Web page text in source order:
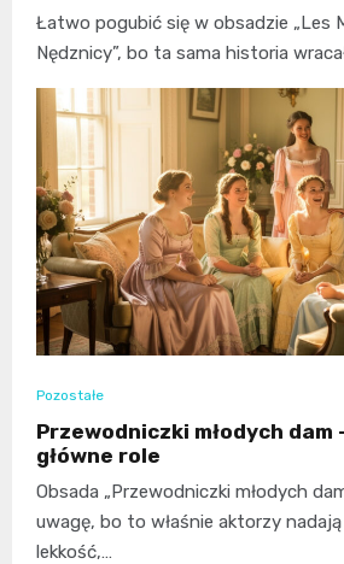
Łatwo pogubić się w obsadzie „Les
Nędznicy”, bo ta sama historia
Pozostałe
Przewodniczki młodych dam
główne role
Obsada „Przewodniczki młodych
uwagę, bo to właśnie aktorzy
lekkość,…